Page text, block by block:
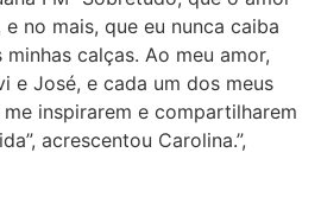
no mais, que eu nunca caiba
calças. Ao meu amor,
e José, e cada um dos meus
inspirarem e compartilharem
acrescentou Carolina.”,